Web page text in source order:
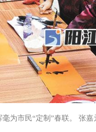
毫为市民“定制”春联。 张嘉